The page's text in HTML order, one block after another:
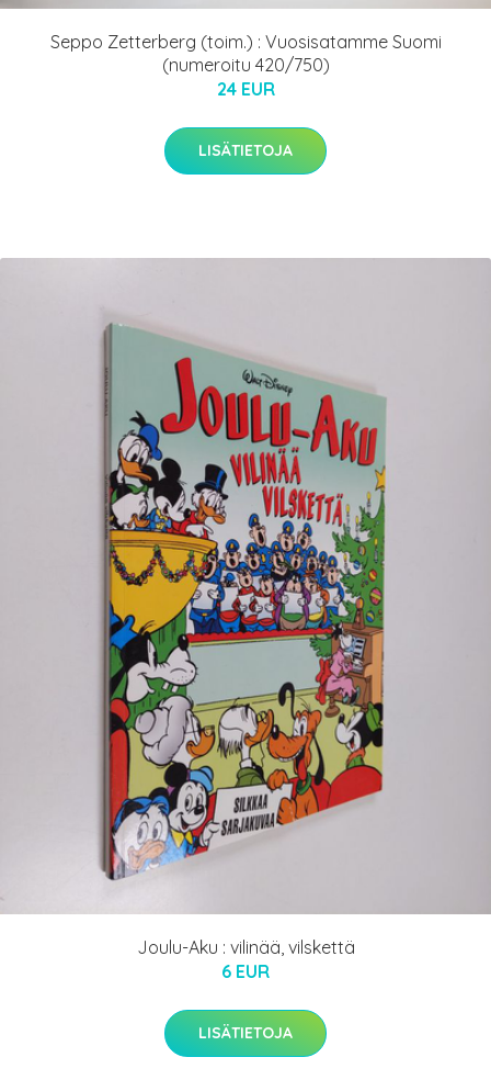
Seppo Zetterberg (toim.) : Vuosisatamme Suomi
(numeroitu 420/750)
24 EUR
LISÄTIETOJA
Joulu-Aku : vilinää, vilskettä
6 EUR
LISÄTIETOJA